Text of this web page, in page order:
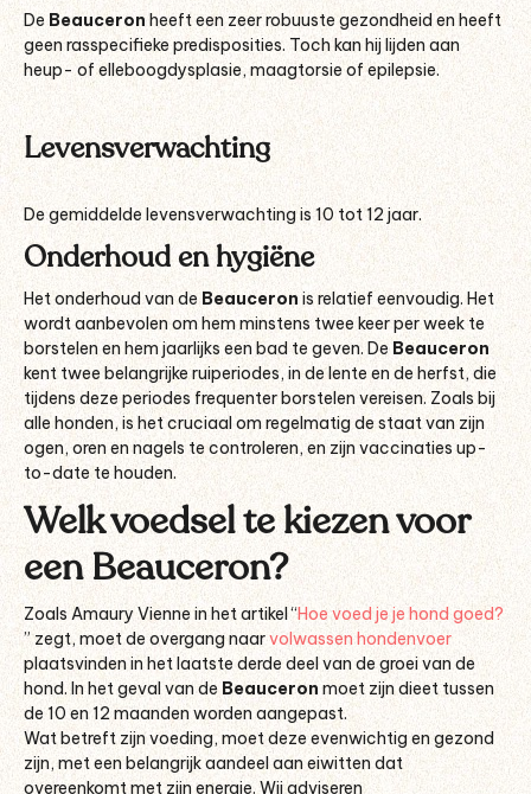
De Beauceron heeft een zeer robuuste gezondheid en heeft
geen rasspecifieke predisposities. Toch kan hij lijden aan
heup- of elleboogdysplasie, maagtorsie of epilepsie.
Levensverwachting
De gemiddelde levensverwachting is 10 tot 12 jaar.
Onderhoud en hygiëne
Het onderhoud van de Beauceronis relatief eenvoudig. Het
wordt aanbevolen om hem minstens twee keer per week te
borstelen en hem jaarlijks een bad te geven. De Beauceron
kent twee belangrijke ruiperiodes, in de lente en de herfst, die
tijdens deze periodes frequenter borstelen vereisen. Zoals bij
alle honden, is het cruciaal om regelmatig de staat van zijn
ogen, oren en nagels te controleren, en zijn vaccinaties up-
to-date te houden.
Welk voedsel te kiezen voor
een Beauceron?
Zoals Amaury Vienne in het artikel “Hoe voed je je hond goed?
” zegt, moet de overgang naarvolwassen hondenvoer
plaatsvinden in het laatste derde deel van de groei van de
hond. In het geval van de Beauceron moet zijn dieet tussen
de 10 en 12 maanden worden aangepast.
Wat betreft zijn voeding, moet deze evenwichtig en gezond
zijn, met een belangrijk aandeel aan eiwitten dat
overeenkomt met zijn energie. Wij adviseren